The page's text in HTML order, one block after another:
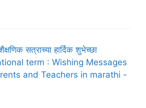
शैक्षणिक सत्राच्या हार्दिक शुभेच्छा
term : Wishing Messages
and Teachers in marathi -